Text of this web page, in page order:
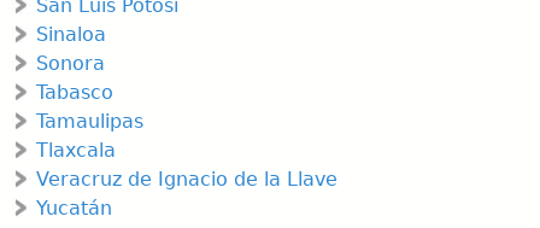
del 18 al 25
Contado: $579
Quincenal: 530
Zapatos YUYIN Código: 842340
del 16 al 21
Contado: $h99
Quincenal: $26
San Luis Potosí
Sinaloa
Sonora
Tabasco
Tamaulipas
Tlaxcala
Veracruz de Ignacio de la Llave
Yucatán